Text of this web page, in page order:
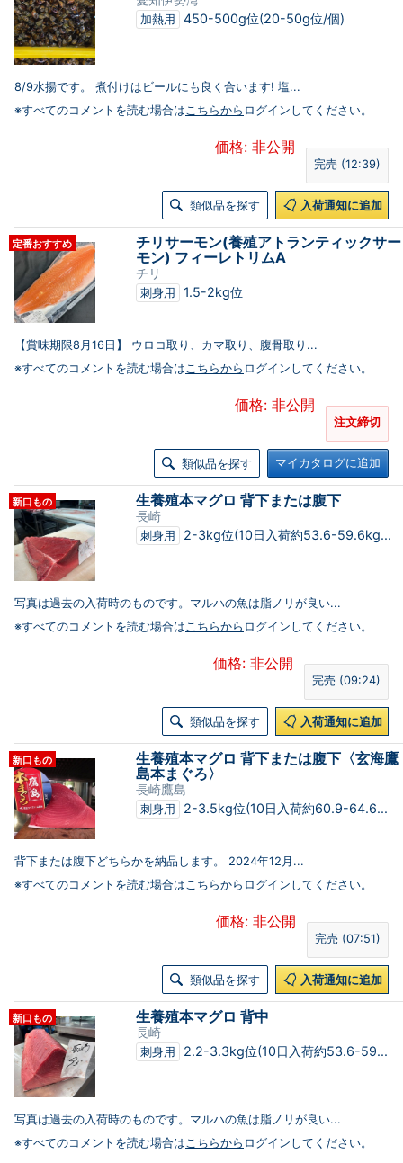
加熱用 450-500g位(20-50g位/個)
8/9水揚です。 煮付けはビールにも良く合います! 塩...
※すべてのコメントを読む場合はこちらから ログインしてください。
価格: 非公開
完売 (12:39)
類似品を探す 入荷通知に追加
定番おすすめ
チリサーモン(養殖アトランティックサー
モン) フィーレトリムA
チリ
刺身用 1.5-2kg位
【賞味期限8月16日】 ウロコ取り、カマ取り、腹骨取り...
※すべてのコメントを読む場合はこちらから ログインしてください。
価格: 非公開
注文締切
類似品を探す マイカタログに追加
新口もの 生養殖本マグロ 背下または腹下
長崎
刺身用 2-3kg位(10日入荷約53.6-59.6kg...
写真は過去の入荷時のものです。マルハの魚は脂ノリが良い...
※すべてのコメントを読む場合はこちらから ログインしてください。
価格: 非公開
完売 (09:24)
類似品を探す 入荷通知に追加
新口もの
生養殖本マグロ 背下または腹下〈玄海鷹
島本まぐろ〉
長崎鷹島
刺身用 2-3.5kg位(10日入荷約60.9-64.6...
背下または腹下どちらかを納品します。 2024年12月...
※すべてのコメントを読む場合はこちらから ログインしてください。
価格: 非公開
完売 (07:51)
類似品を探す 入荷通知に追加
新口もの 生養殖本マグロ 背中
長崎
刺身用 2.2-3.3kg位(10日入荷約53.6-59...
写真は過去の入荷時のものです。マルハの魚は脂ノリが良い...
※すべてのコメントを読む場合はこちらから ログインしてください。